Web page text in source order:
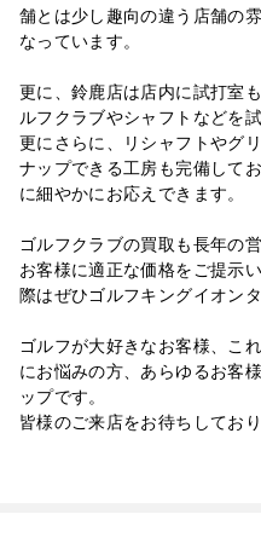
舗とは少し趣向の違う店舗の
なっています。
更に、鈴鹿店は店内に試打室
ルフクラブやシャフトなどを
更にさらに、リシャフトやグ
ナップできる工房も完備して
に細やかにお応えできます。
ゴルフクラブの買取も長年の
お客様に適正な価格をご提示
際はぜひゴルフキングイオン
ゴルフが大好きなお客様、こ
にお悩みの方、あらゆるお客
ップです。
皆様のご来店をお待ちしており